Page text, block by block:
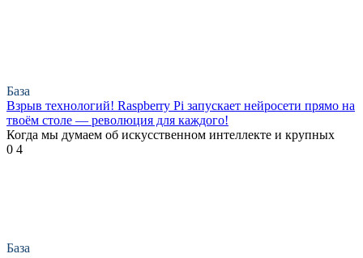
База
Взрыв технологий! Raspberry Pi запускает нейросети прямо на
твоём столе — революция для каждого!
Когда мы думаем об искусственном интеллекте и крупных
0 4
База